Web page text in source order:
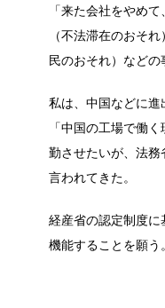
「来た会社をやめ
（不法滞在のおそ
民のおそれ）などの
私は、中国などに
「中国の工場で働
勤させたいが、法
言われてきた。
経産省の認定制度に
機能することを願う。